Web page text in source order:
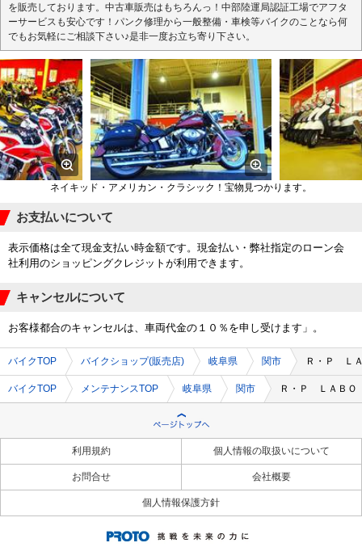
を販売しております。中古車販売はもちろんっ！中部陸運局認証工場でアフタ
ーサービスも安心です！パンク修理から一般整備・車検等バイクのことなら何
でもお気軽にご相談下さい♪是非一度お立ち寄り下さい。
ネイキッド・アメリカン・クラシック！宝物見つかります。
お支払いについて
表示価格は全て現金支払い時金額です。現金払い・弊社指定のローン会
社利用のショッピングクレジットが利用できます。
キャンセルについて
お客様都合のキャンセルは、車両代金の１０％を申し受けます」。
バイクTOP バイクショップ(販売店) 岐阜県 関市 Ｒ・Ｐ Ｌ
バイクTOP メンテナンスTOP 岐阜県 関市 Ｒ・Ｐ ＬＡＢＯ
利用規約 個人情報の取扱いについて
お問合せ 会社概要
個人情報保護方針